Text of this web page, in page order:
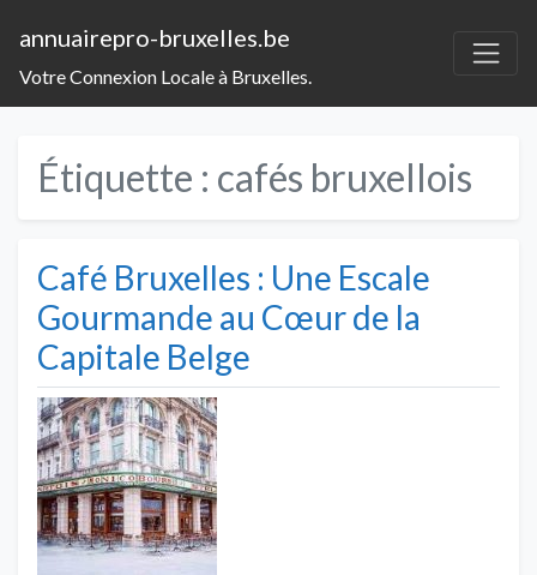
annuairepro-bruxelles.be
Votre Connexion Locale à Bruxelles.
Étiquette : cafés bruxellois
Café Bruxelles : Une Escale
Gourmande au Cœur de la
Capitale Belge